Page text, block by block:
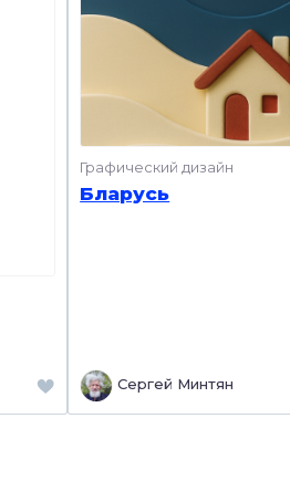
Графический дизайн
Бларусь
Сергей Минтян